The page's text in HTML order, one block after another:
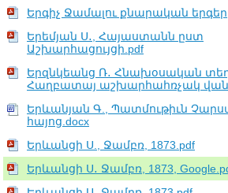
Երգիչ Ջամալու քնարական
Երեմյան Ս․, Հայաստանն ըստ
Աշխարհացույցի.pdf
Երզնկեանց Ռ․ Հնախօսական
Հաղբատայ աշխարհահռչակ
Երևանյան Գ., Պատմութիւն
հայոց.docx
Երևանցի Ս., Ջամբռ, 1873.pdf
Երևանցի Ս․ Ջամբռ, 1873,